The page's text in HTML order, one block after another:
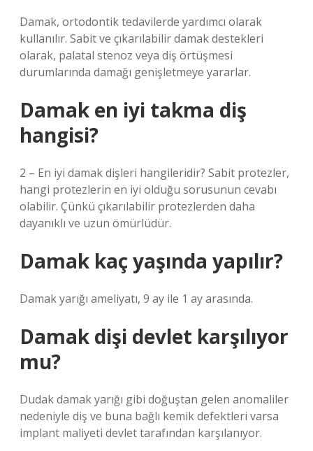
Damak, ortodontik tedavilerde yardımcı olarak
kullanılır. Sabit ve çıkarılabilir damak destekleri
olarak, palatal stenoz veya diş örtüşmesi
durumlarında damağı genişletmeye yararlar.
Damak en iyi takma diş
hangisi?
2 – En iyi damak dişleri hangileridir? Sabit protezler,
hangi protezlerin en iyi olduğu sorusunun cevabı
olabilir. Çünkü çıkarılabilir protezlerden daha
dayanıklı ve uzun ömürlüdür.
Damak kaç yaşında yapılır?
Damak yarığı ameliyatı, 9 ay ile 1 ay arasında.
Damak dişi devlet karşılıyor
mu?
Dudak damak yarığı gibi doğuştan gelen anomaliler
nedeniyle diş ve buna bağlı kemik defektleri varsa
implant maliyeti devlet tarafından karşılanıyor.